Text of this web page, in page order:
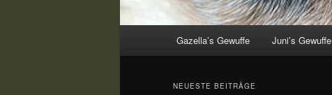
Gazella’s Gewuffe Juni’s Gewuffe
NEUESTE BEITRÄGE